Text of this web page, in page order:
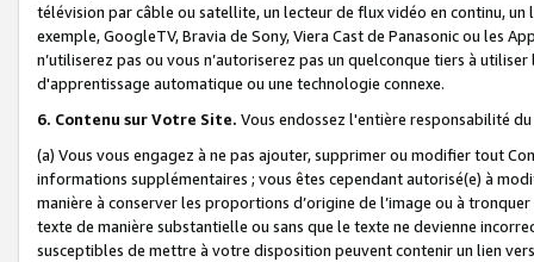
télévision par câble ou satellite, un lecteur de flux vidéo en continu,
exemple, GoogleTV, Bravia de Sony, Viera Cast de Panasonic ou les
n’utiliserez pas ou vous n’autoriserez pas un quelconque tiers à
d'apprentissage automatique ou une technologie connexe.
6. Contenu sur Votre Site. Vous endossez l'entière responsabilité
(a) Vous vous engagez à ne pas ajouter, supprimer ou modifier tout
informations supplémentaires ; vous êtes cependant autorisé(e) à
manière à conserver les proportions d’origine de l’image ou à
texte de manière substantielle ou sans que le texte ne devienne
susceptibles de mettre à votre disposition peuvent contenir un lien